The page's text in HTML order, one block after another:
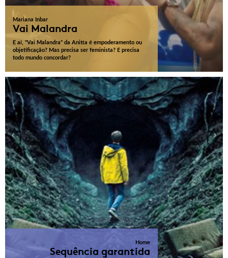
Mariana Inbar
Vai Malandra
E aí, "Vai Malandra" da Anitta é empoderamento ou
objetificação? Mas precisa ser feminista? E precisa
todo mundo concordar?
Home
Sequência garantida